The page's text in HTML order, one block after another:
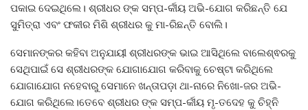
ପକାଇ ଦେଇଥିଲେ। ଶ୍ରୀଧର ଙ୍କ ସମ୍ପ-ର୍କୀୟ ଅଭି-ଯୋଗ କରିଛନ୍ତି ଯେ
ସୁମିତ୍ରା ଏବଂ ଫକୀର ମିଶି ଶ୍ରୀଧର କୁ ମା-ରିଛନ୍ତି ବୋଲି।
ସେମାନଙ୍କର କହିବା ଅନୁଯାୟୀ ଶ୍ରୀଧରଙ୍କ ଭାଇ ଆସିଥିଲେ ବାଲେଶ୍ଵରକୁ
ସେଥିପାଇଁ ସେ ଶ୍ରୀଧରଙ୍କ ଯୋଗାଯୋଗ କରିବାକୁ ଚେଷ୍ଟା କରିଥିଲେ
ଯୋଗାଯୋଗ ନହେବାରୁ ସେମାନେ ଖନ୍ତାପଡ଼ା ଥା-ନାରେ ନିଖୋ-ଜର ଅଭି-
ଯୋଗ କରିଥିଲେ।ତେବେ ଶ୍ରୀଧର ଙ୍କ ସମ୍ପ-ର୍କୀୟ ମୃ-ତଦେହ କୁ ଚିହ୍ନି